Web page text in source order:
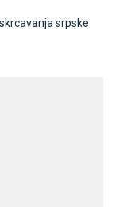
srpske